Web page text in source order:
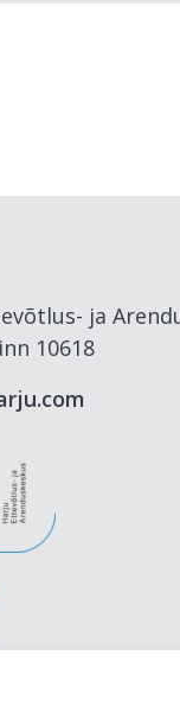
ja
10618